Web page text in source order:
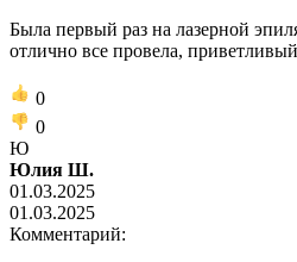
Была первый раз на лазерной
отлично все провела,
0
0
Ю
Юлия Ш.
01.03.2025
01.03.2025
Комментарий: